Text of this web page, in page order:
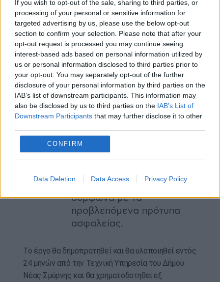
If you wish to opt-out of the sale, sharing to third parties, or
processing of your personal or sensitive information for
targeted advertising by us, please use the below opt-out
section to confirm your selection. Please note that after your
opt-out request is processed you may continue seeing
interest-based ads based on personal information utilized by
us or personal information disclosed to third parties prior to
your opt-out. You may separately opt-out of the further
disclosure of your personal information by third parties on the
IAB’s list of downstream participants. This information may
also be disclosed by us to third parties on the IAB’s List of
Downstream Participants that may further disclose it to other
CONFIRM
Data Deletion Data Access Privacy Policy
Με προϋπολογισμό
587.468 ευρώ, θα
πραγματοποιηθεί η
λειτουργική και αισθητική
αναβάθμιση σε δύο
παιδικές χαρές του Δήμου
Νέας Σμύρνης, οι οποίες
παρουσιάζουν φθορές
λόγω παλαιότητας, τόσο
στον εξοπλισμό, όσο και
στα δάπεδα. Μετά την
ολοκλήρωση των
εργασιών, θα προχωρήσει η
διαδικασία πιστοποίησης
των παιδικών χαρών,
σύμφωνα με τα
προβλεπόμενα πρότυπα
ασφαλείας.
Το έργο θα δημοπρατηθεί και θα υλοποιηθεί εντός
24 μηνών από την Τεχνική Υπηρεσία του Δήμου
Νέας Σμύρνης και θα χρηματοδοτηθεί εξ